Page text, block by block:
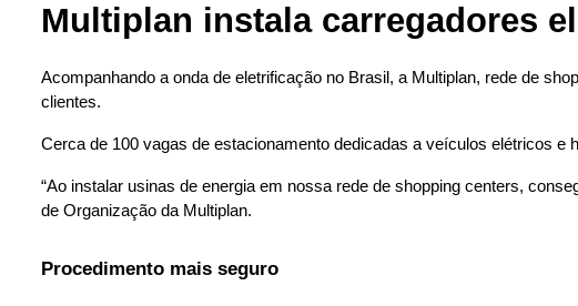
Multiplan instala carregadores
Acompanhando a onda de eletrificação no Brasil, a Multiplan, rede de
clientes.
Cerca de 100 vagas de estacionamento dedicadas a veículos elétricos
“Ao instalar usinas de energia em nossa rede de shopping centers,
de Organização da Multiplan.
Procedimento mais seguro